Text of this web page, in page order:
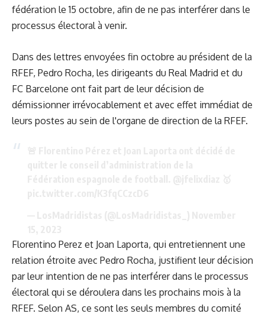
fédération le 15 octobre, afin de ne pas interférer dans le
processus électoral à venir.
Dans des lettres envoyées fin octobre au président de la
RFEF, Pedro Rocha, les dirigeants du Real Madrid et du
FC Barcelone ont fait part de leur décision de
démissionner irrévocablement et avec effet immédiat de
leurs postes au sein de l'organe de direction de la RFEF.
Florentino Perez et Joan Laporta, qui entretiennent une
relation étroite avec Pedro Rocha, justifient leur décision
par leur intention de ne pas interférer dans le processus
électoral qui se déroulera dans les prochains mois à la
RFEF. Selon AS, ce sont les seuls membres du comité